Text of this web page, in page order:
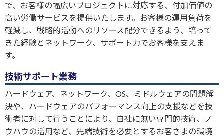
で、お客様の幅広いプロジェクトに対応する、付加価値の
高い労働サービスを提供いたします。お客様の運用負荷を
軽減し、戦略的活動へのリソース配分できるよう、培って
きた経験とネットワーク、サポート力でお客様を支えま
す。
技術サポート業務
ハードウェア、ネットワーク、OS、ミドルウェアの問題解
決や、ハードウェアのパフォーマンス向上の支援などを技
術者に対して行うことにより、自社に無い専門的技術、ノ
ウハウの活用など、先端技術を必要とするお客さまの環境